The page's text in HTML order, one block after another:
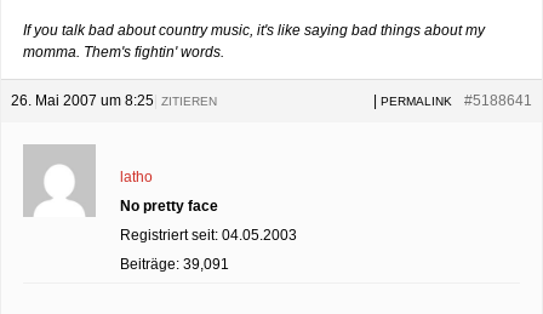
If you talk bad about country music, it's like saying bad things about my
momma. Them's fightin' words.
26. Mai 2007 um 8:25 #5188641
PERMALINK
ZITIEREN
latho
No pretty face
Registriert seit: 04.05.2003
Beiträge: 39,091